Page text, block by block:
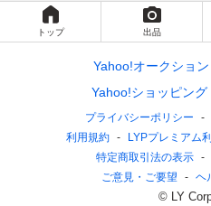
トップ 出品
Yahoo!オークション
Yahoo!ショッピング
プライバシーポリシー
利用規約
LYPプレミアム
特定商取引法の表示
ご意見・ご要望
ヘ
© LY